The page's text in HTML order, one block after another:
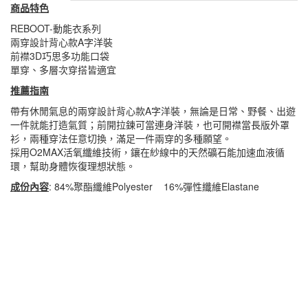
商品特色
REBOOT-動能衣系列
兩穿設計背心款A字洋裝
前襟3D巧思多功能口袋
單穿、多層次穿搭皆適宜
推薦指南
帶有休閒氣息的兩穿設計背心款A字洋裝，無論是日常、野餐、出遊
一件就能打造氣質；前開拉鍊可當連身洋裝，也可開襟當長版外罩
衫，兩種穿法任意切換，滿足一件兩穿的多種願望。
採用O2MAX活氧纖維技術，鑲在紗線中的天然礦石能加速血液循
環，幫助身體恢復理想狀態。
成份內容: 84%聚酯纖維Polyester 16%彈性纖維Elastane